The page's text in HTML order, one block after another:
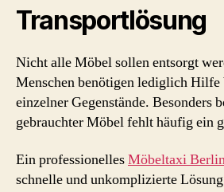
Transportlösung
Nicht alle Möbel sollen entsorgt
Menschen benötigen lediglich Hilfe
einzelner Gegenstände. Besonders
gebrauchter Möbel fehlt häufig ein
Ein professionellesMöbeltaxi
schnelle und unkomplizierte